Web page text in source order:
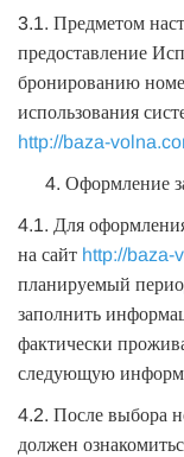
3.1. Предметом
предоставление
бронированию
использования
http://baza-
Оформление
4.1. Для
на сайт http://baza-
планируемый
заполнить
фактически
следующую
4.2. После выбора
должен